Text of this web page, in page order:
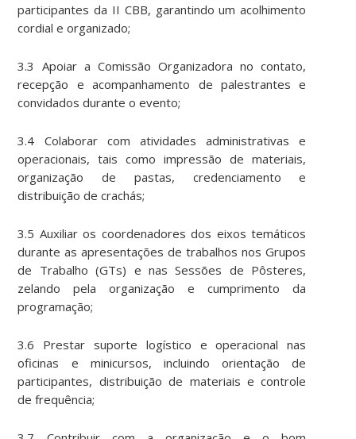
participantes da II CBB, garantindo um acolhimento
cordial e organizado;
3.3 Apoiar a Comissão Organizadora no contato,
recepção e acompanhamento de palestrantes e
convidados durante o evento;
3.4 Colaborar com atividades administrativas e
operacionais, tais como impressão de materiais,
organização de pastas, credenciamento e
distribuição de crachás;
3.5 Auxiliar os coordenadores dos eixos temáticos
durante as apresentações de trabalhos nos Grupos
de Trabalho (GTs) e nas Sessões de Pôsteres,
zelando pela organização e cumprimento da
programação;
3.6 Prestar suporte logístico e operacional nas
oficinas e minicursos, incluindo orientação de
participantes, distribuição de materiais e controle
de frequência;